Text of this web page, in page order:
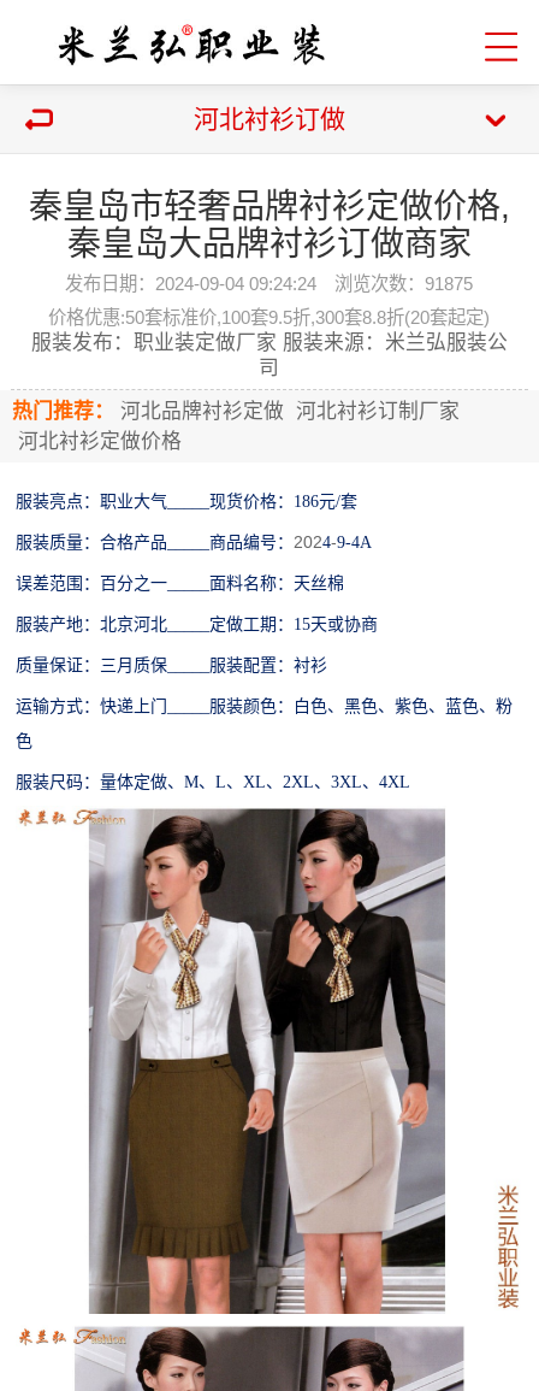
河北衬衫订做
秦皇岛市轻奢品牌衬衫定做价格,
秦皇岛大品牌衬衫订做商家
发布日期：2024-09-04 09:24:24 浏览次数： 91875
价格优惠:50套标准价,100套9.5折,300套8.8折(20套起定)
服装发布：职业装定做厂家 服装来源：米兰弘服装公
司
热门推荐：
河北品牌衬衫定做
河北衬衫订制厂家
河北衬衫定做价格
服装亮点：职业大气 _____现货价格： 186元/套
服装质量：合格产品 _____商品编号：2024-9-4A
误差范围：百分之一 _____面料名称：天丝棉
服装产地：北京河北 _____定做工期：15天或协商
质量保证：三月质保 _____服装配置：衬衫
运输方式：快递 上门 _____服装颜色：
白色、黑色、紫色、蓝色、粉
色
服装尺码：量体定做、M、L、XL、2XL、3XL、4XL